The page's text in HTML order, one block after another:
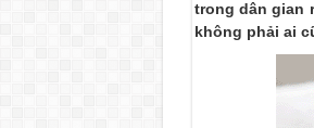
trong dân gian
không phải ai